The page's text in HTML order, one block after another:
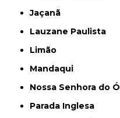
Jaçanã
Lauzane Paulista
Limão
Mandaqui
Nossa Senhora do Ó
Parada Inglesa